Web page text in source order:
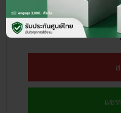
สูญญากาศ หม้อทอดน้ำน้
ของ SGE ได้ฟรี! ที่
แชท